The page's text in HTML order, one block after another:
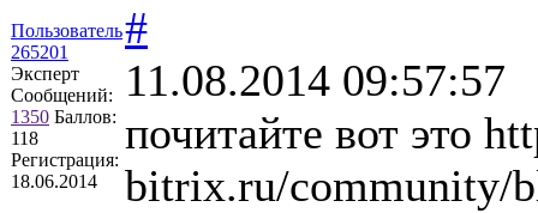
Пользователь
265201
Эксперт
Сообщений:
1350 Баллов:
118
Регистрация:
18.06.2014
#
11.08.2014 09:57:57
почитайте вот это
bitrix.ru/community/